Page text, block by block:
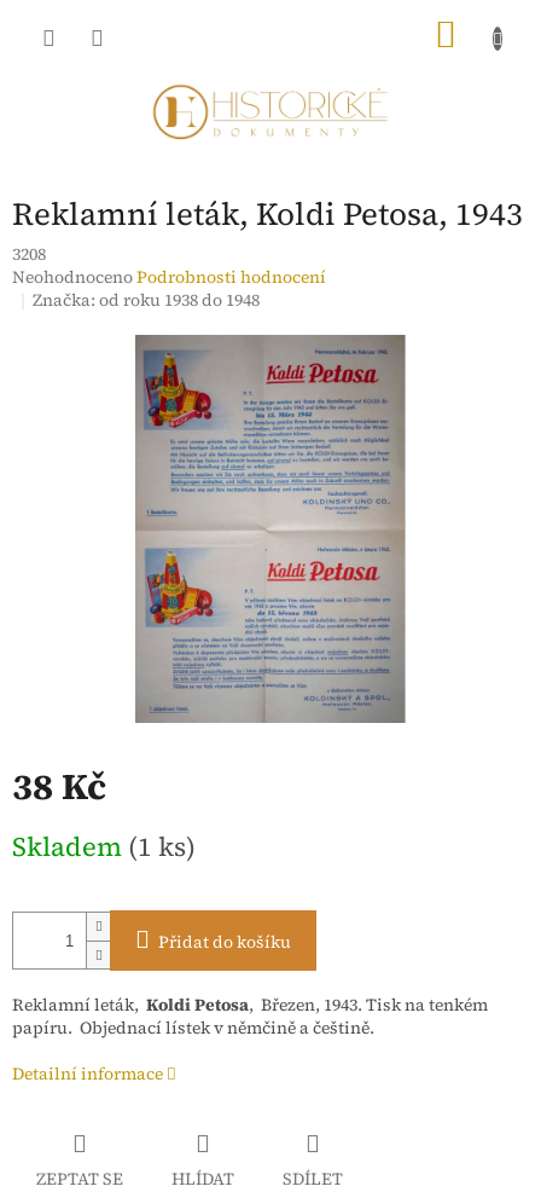
Reklamní leták, Koldi Petosa, 1943
3208
Průměrné
hodnocení
NeohodnocenoPodrobnosti hodnocení
Značka:od roku 1938 do 1948
38 Kč
cena:
Skladem (1 ks)
Přidat do košíku
Reklamní leták, Koldi Petosa, Březen, 1943. Tisk na tenkém
papíru. Objednací lístek v němčině a češtině.
Detailní informace
ZEPTAT SE HLÍDAT SDÍLET